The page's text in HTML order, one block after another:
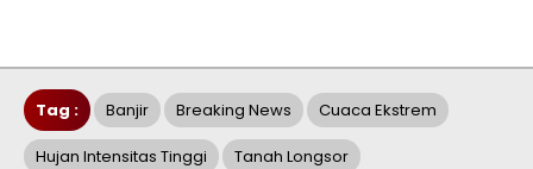
Tag : Banjir Breaking News Cuaca Ekstrem
Hujan Intensitas Tinggi Tanah Longsor